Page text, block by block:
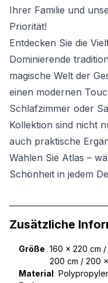
Ihrer Familie und
Priorität!
Entdecken Sie die
Dominierende
magische Welt der
einen modernen
Schlafzimmer oder
Kollektion sind nicht
auch praktische
Wählen Sie Atlas –
Schönheit in jedem
Zusätzliche
Größe 160 x 220 cm
200 cm / 200
Material